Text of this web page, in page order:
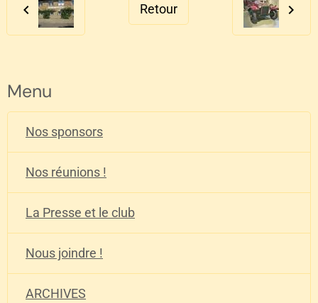
Retour
Menu
Nos sponsors
Nos réunions !
La Presse et le club
Nous joindre !
ARCHIVES